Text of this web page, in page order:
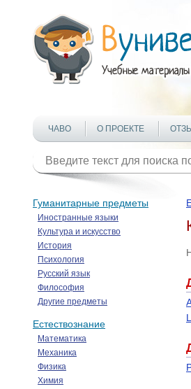
ЧАВО О ПРОЕКТЕ
Гуманитарные предметы
Иностранные языки
Культура и искусство
История
Психология
Русский язык
Философия
Другие предметы
Естествознание
Математика
Механика
Физика
Химия